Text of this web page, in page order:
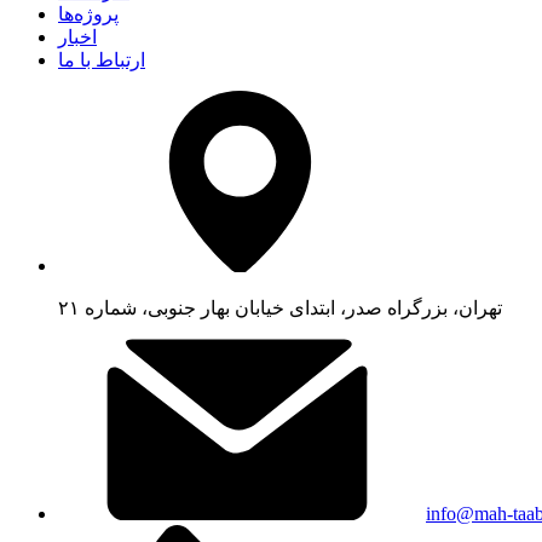
پروژه‌ها
اخبار
ارتباط با ما
تهران، بزرگراه صدر، ابتدای خیابان بهار جنوبی، شماره ۲۱
info@mah-